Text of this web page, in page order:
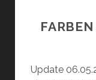
Update